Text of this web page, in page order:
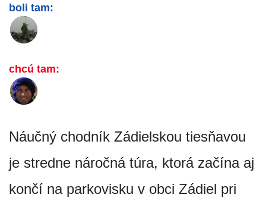
boli tam:
chcú tam:
Náučný chodník Zádielskou tiesňavou
je stredne náročná túra, ktorá začína aj
končí na parkovisku v obci Zádiel pri